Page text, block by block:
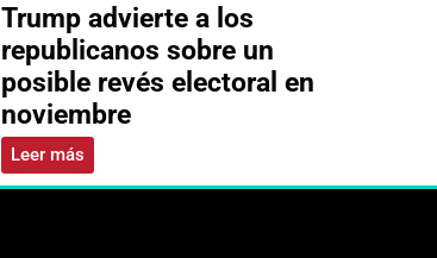
Trump advierte a los
republicanos sobre un
posible revés electoral en
noviembre
Leer más